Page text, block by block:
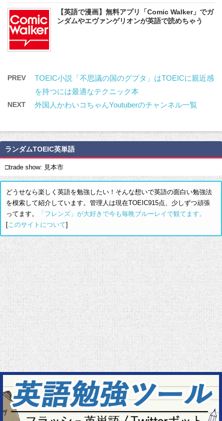
【英語で漫画】無料アプリ「Comic Walker」でガ
ンダムやエヴァンゲリオンが英語で読めちゃう
PREV
TOEIC小説「不思議の国のグプタ」はTOEICに親近感
を持つには最適なテクニック本
NEXT 外国人かわいコちゃんYoutuberのチャンネル一覧
ランダムTOEIC英単語
□trade show: 見本市
どうせなら楽しく英語を勉強したい！そんな想いで英語の面白い勉強法
を模索して紹介しています。管理人は現在TOEIC915点、少しずつ頑張
ってます。
「フレンズ」が大好きで今も毎晩ブルーレイで観てます。
[ このサイトについて]